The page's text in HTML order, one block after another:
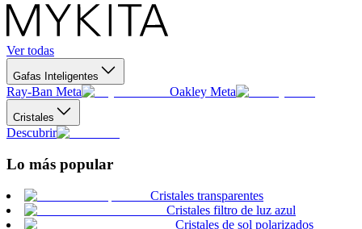
Ver todas
Gafas Inteligentes
Ray-Ban Meta Oakley Meta
Cristales
Descubrir
Lo más popular
Cristales transparentes
Cristales filtro de luz azul
Cristales de sol polarizados